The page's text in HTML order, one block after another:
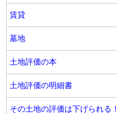
賃貸
墓地
土地評価の本
土地評価の明細書
その土地の評価は下げられる！